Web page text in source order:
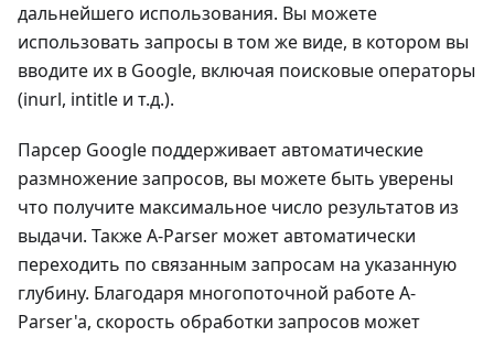
дальнейшего использования. Вы можете
использовать запросы в том же виде, в котором вы
вводите их в Google, включая поисковые операторы
(inurl, intitle и т.д.).
Парсер Google поддерживает автоматические
размножение запросов, вы можете быть уверены
что получите максимальное число результатов из
выдачи. Также A-Parser может автоматически
переходить по связанным запросам на указанную
глубину. Благодаря многопоточной работе A-
Parser'a, скорость обработки запросов может